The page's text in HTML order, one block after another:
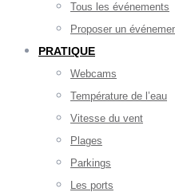
Tous les événements
Proposer un
PRATIQUE
Webcams
Température de l’eau
Vitesse du vent
Plages
Parkings
Les ports